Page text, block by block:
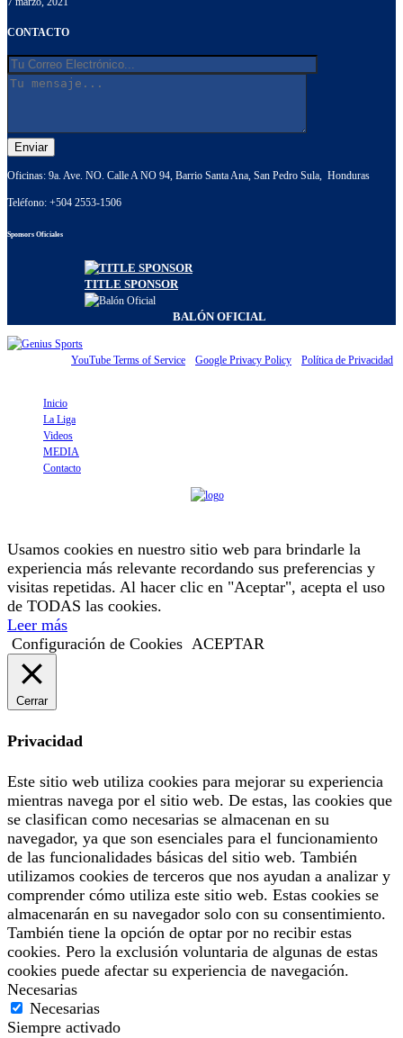
CONTACTO
Oficinas: 9a. Ave. NO. Calle A NO 94, Barrio Santa Ana, San Pedro Sula, Honduras
Teléfono: +504 2553-1506
Sponsors Oficiales
TITLE SPONSOR
BALÓN OFICIAL
YouTube Terms of Service Google Privacy Policy Política de Privacidad
Inicio
La Liga
Videos
MEDIA
Contacto
Usamos cookies en nuestro sitio web para brindarle la
experiencia más relevante recordando sus preferencias y
visitas repetidas. Al hacer clic en "Aceptar", acepta el uso
de TODAS las cookies.
Leer más
Configuración de Cookies ACEPTAR
Cerrar
Privacidad
Este sitio web utiliza cookies para mejorar su experiencia
mientras navega por el sitio web. De estas, las cookies que
se clasifican como necesarias se almacenan en su
navegador, ya que son esenciales para el funcionamiento
de las funcionalidades básicas del sitio web. También
utilizamos cookies de terceros que nos ayudan a analizar y
comprender cómo utiliza este sitio web. Estas cookies se
almacenarán en su navegador solo con su consentimiento.
También tiene la opción de optar por no recibir estas
cookies. Pero la exclusión voluntaria de algunas de estas
cookies puede afectar su experiencia de navegación.
Necesarias
Necesarias
Siempre activado